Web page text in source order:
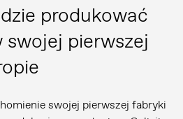
produkować
pierwszej
swojej pierwszej fabryki